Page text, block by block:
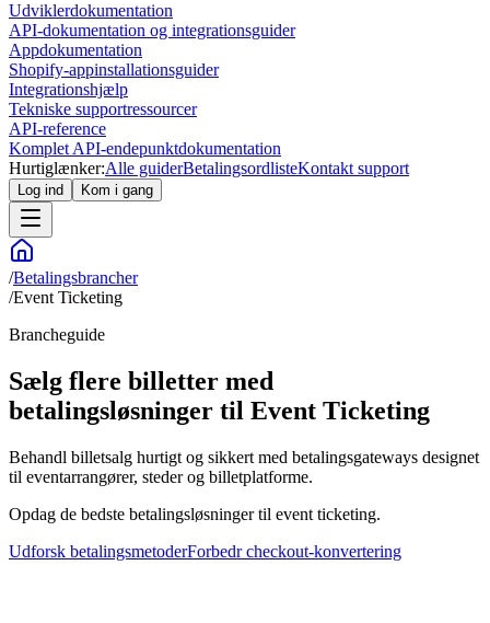
Udviklerdokumentation
API-dokumentation og integrationsguider
Appdokumentation
Shopify-appinstallationsguider
Integrationshjælp
Tekniske supportressourcer
API-reference
Komplet API-endepunktdokumentation
Hurtiglænker:Alle guiderBetalingsordlisteKontakt support
Log ind Kom i gang
/Betalingsbrancher
/Event Ticketing
Brancheguide
Sælg flere billetter med
betalingsløsninger til Event Ticketing
Behandl billetsalg hurtigt og sikkert med betalingsgateways designet
til eventarrangører, steder og billetplatforme.
Opdag de bedste betalingsløsninger til event ticketing.
Udforsk betalingsmetoderForbedr checkout-konvertering